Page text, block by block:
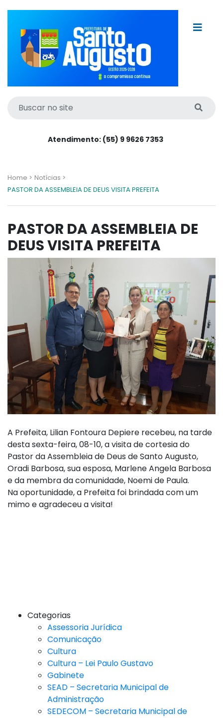
Atendimento: (55) 9 9626 7353
Home > Notícias >
PASTOR DA ASSEMBLEIA DE DEUS VISITA PREFEITA
PASTOR DA ASSEMBLEIA DE
DEUS VISITA PREFEITA
A Prefeita, Lilian Fontoura Depiere recebeu, na tarde
desta sexta-feira, 08-10, a visita de cortesia do
Pastor da Assembleia de Deus de Santo Augusto,
Oradi Barbosa, sua esposa, Marlene Angela Barbosa
e da membra da comunidade, Noemi de Paula.
Na oportunidade, a Prefeita foi brindada com um
mimo e agradeceu a visita!
Categorias
Assessoria Jurídica
Comunicação
Cultura
Cultura – Lei Paulo Gustavo
Gabinete
SEAD – Secretaria Municipal de
Administração
SEDECOM – Secretaria Municipal de